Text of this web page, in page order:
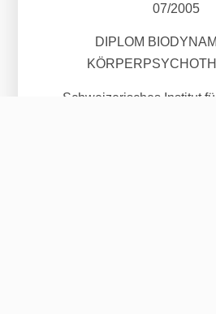
07/2005
DIPLOM
Schweizerisches Institut